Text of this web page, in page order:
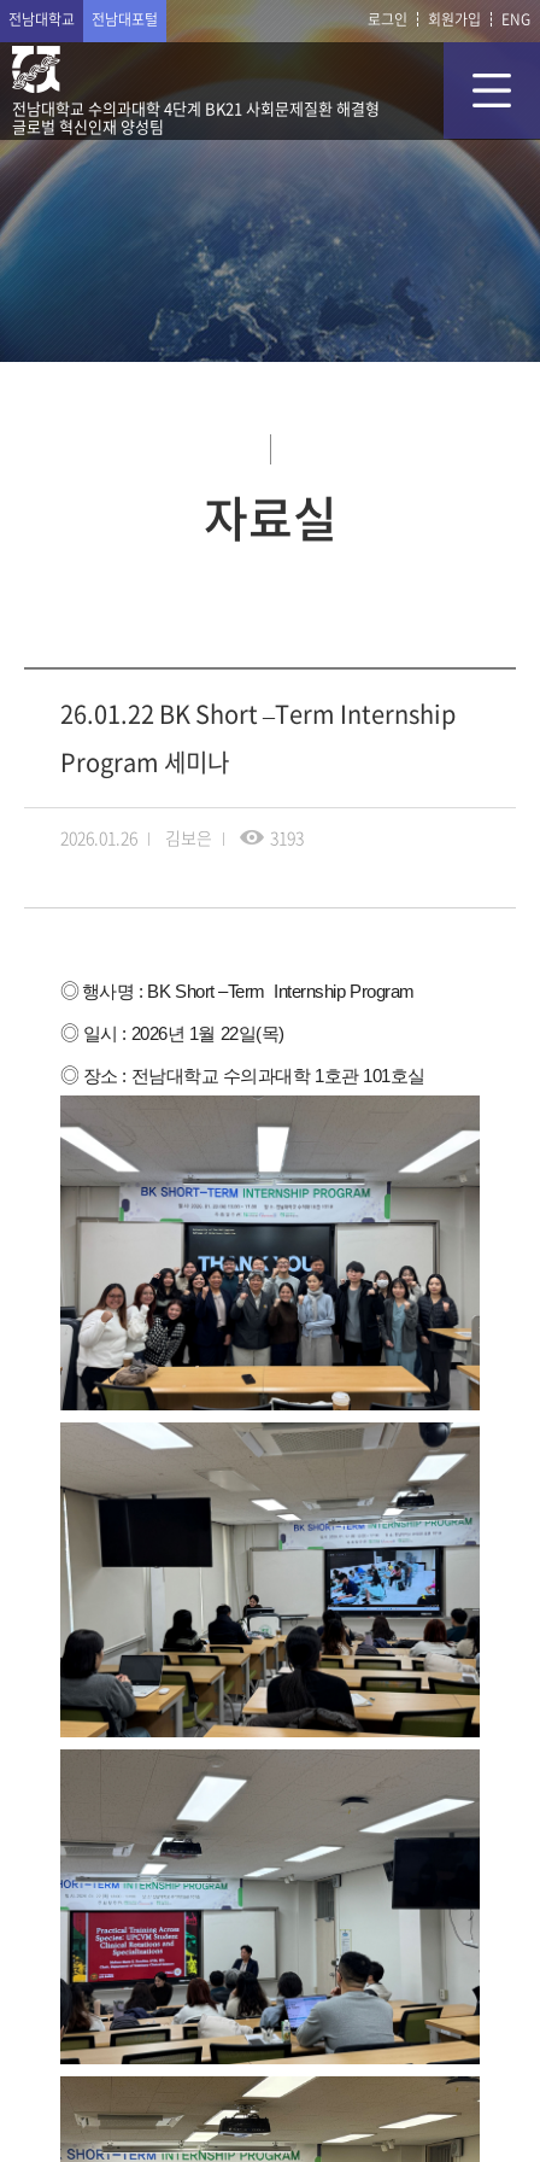
전남대학교 전남대포털 로그인 회원가입 ENG
전남대학교 수의과대학 4단계 BK21 사회문제질환 해결형
글로벌 혁신인재 양성팀
자료실
26.01.22 BK Short –Term Internship
Program 세미나
2026.01.26 김보은 3193
◎행사명 : BK Short –Term Internship Program
◎일시 : 2026년 1월 22일(목)
◎장소 : 전남대학교 수의과대학 1호관 101호실